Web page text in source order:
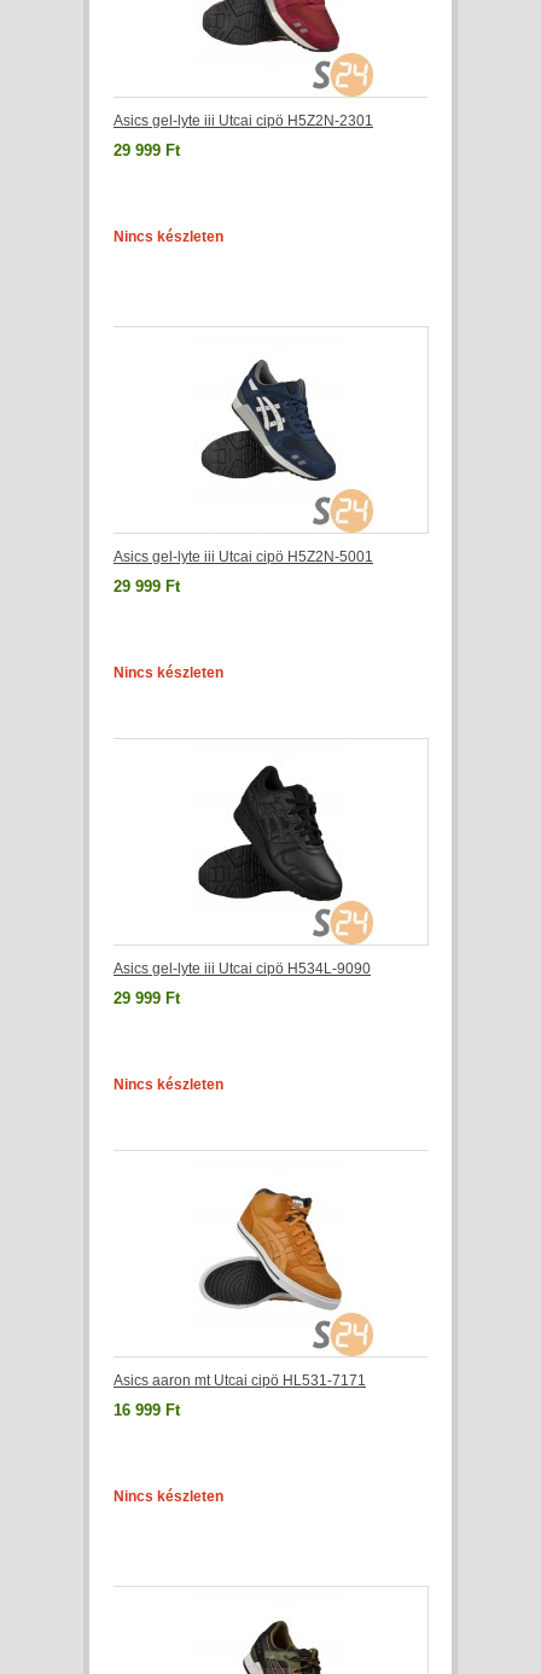
Asics gel-lyte iii Utcai cipö H5Z2N-2301
29 999 Ft
Nincs készleten
Asics gel-lyte iii Utcai cipö H5Z2N-5001
29 999 Ft
Nincs készleten
Asics gel-lyte iii Utcai cipö H534L-9090
29 999 Ft
Nincs készleten
Asics aaron mt Utcai cipö HL531-7171
16 999 Ft
Nincs készleten